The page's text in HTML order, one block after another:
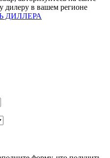
дилеру в вашем регионе
ДИЛЛЕРА